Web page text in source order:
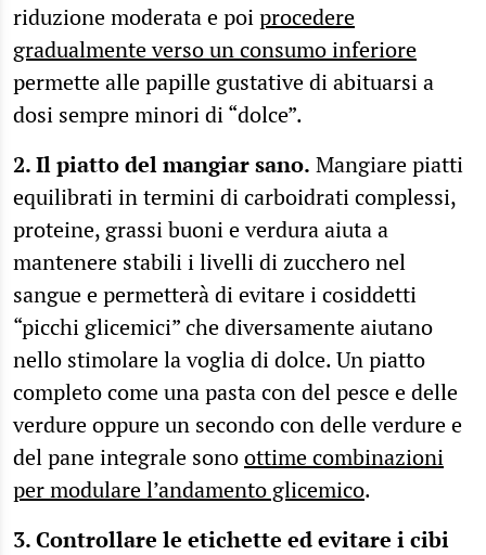
riduzione moderata e poiprocedere
gradualmente verso un consumo inferiore
permette alle papille gustative di abituarsi a
dosi sempre minori di “dolce”.
2. Il piatto del mangiar sano. Mangiare piatti
equilibrati in termini di carboidrati complessi,
proteine, grassi buoni e verdura aiuta a
mantenere stabili i livelli di zucchero nel
sangue e permetterà di evitare i cosiddetti
“picchi glicemici” che diversamente aiutano
nello stimolare la voglia di dolce. Un piatto
completo come una pasta con del pesce e delle
verdure oppure un secondo con delle verdure e
del pane integrale sonoottime combinazioni
per modulare l’andamento glicemico.
3. Controllare le etichette ed evitare i cibi